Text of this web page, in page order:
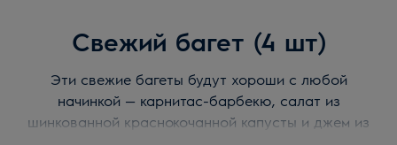
Свежий багет (4 шт)
Эти свежие багеты будут хороши с любой
начинкой — карнитас-барбекю, салат из
шинкованной краснокочанной капусты и джем из